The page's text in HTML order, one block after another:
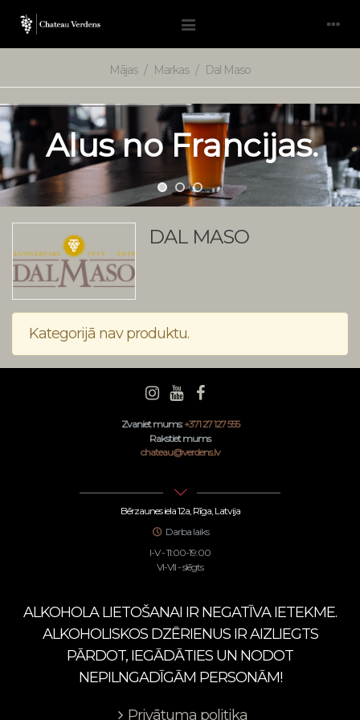
Mājas / Markas / Dal Maso
AlusnoFrancijas.
DAL MASO
Kategorijā nav produktu.
Zvaniet mums:+371 27 127 555
Rakstiet mums
chateau@verdens.lv
Bērzaunes iela 12a, Rīga, Latvija
Darba laiks
I-V - 11:00-19:00
VI-VII - slēgts
ALKOHOLA LIETOŠANAI IR NEGATĪVA IETEKME.
ALKOHOLISKOS DZĒRIENUS IR AIZLIEGTS
PĀRDOT, IEGĀDĀTIES UN NODOT
NEPILNGADĪGĀM PERSONĀM!
Privātuma politika